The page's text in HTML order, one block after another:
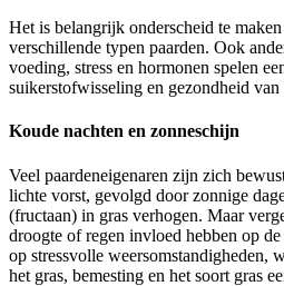
Het is belangrijk onderscheid te maken
verschillende typen paarden. Ook
voeding, stress en hormonen spelen
suikerstofwisseling en gezondheid van
Koude nachten en zonneschijn
Veel paardeneigenaren zijn zich
lichte vorst, gevolgd door zonnige
(fructaan) in gras verhogen. Maar
droogte of regen invloed hebben op
op stressvolle weersomstandigheden,
het gras, bemesting en het soort gras